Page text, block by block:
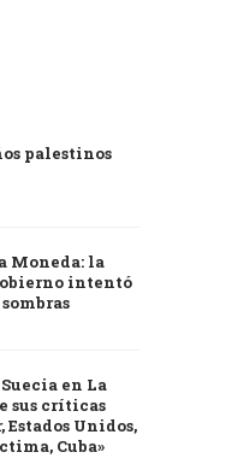
palestinos
Moneda: la
intentó
en La
sus críticas
Estados Unidos,
Cuba»